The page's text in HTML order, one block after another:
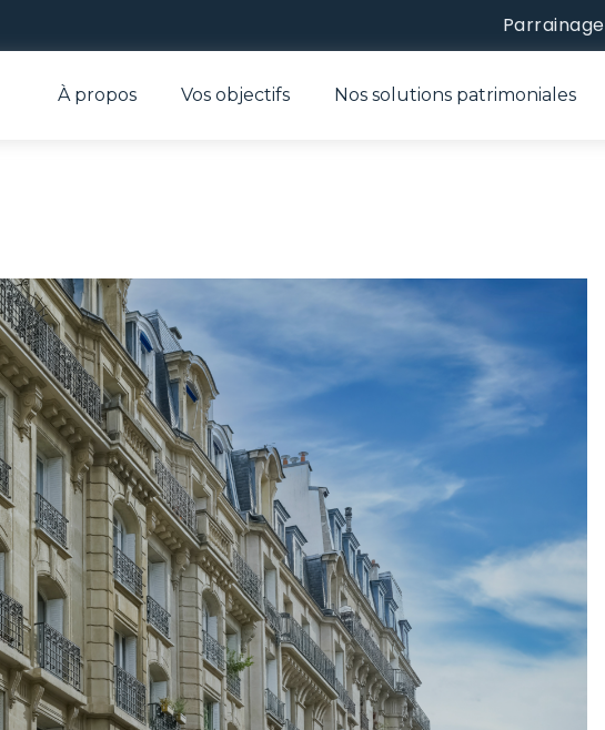
Parrainage
À propos Vos objectifs Nos solutions patrimoniales